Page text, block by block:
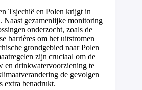
Tsjechië en Polen krijgt in
Naast gezamenlijke monitoring
onderzocht, zoals de
barrières om het uitstromen
grondgebied naar Polen
zijn cruciaal om de
en drinkwatervoorziening te
de gevolgen
extra benadrukt.